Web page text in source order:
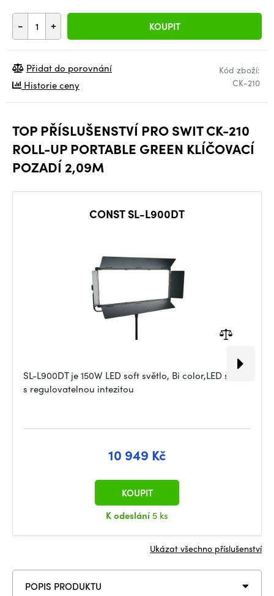
- + KOUPIT
Kód zboží:
CK-210
Přidat do porovnání
Historie ceny
TOP PŘÍSLUŠENSTVÍ PRO SWIT CK-210
ROLL-UP PORTABLE GREEN KLÍČOVACÍ
POZADÍ 2,09M
CONST SL-L900DT
SL-L900DT je 150W LED soft světlo, Bi color,LED světlo
s regulovatelnou intezitou
10 949 Kč
K odeslání 5 ks
KOUPIT
Ukázat všechno příslušenství
POPIS PRODUKTU